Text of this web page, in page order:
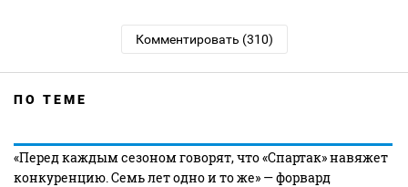
Комментировать (310)
ПО ТЕМЕ
«Перед каждым сезоном говорят, что «Спартак» навяжет
конкуренцию. Семь лет одно и то же» — форвард